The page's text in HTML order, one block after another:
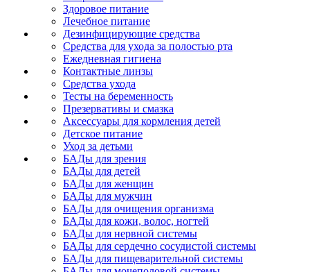
Здоровое питание
Лечебное питание
Дезинфицирующие средства
Средства для ухода за полостью рта
Ежедневная гигиена
Контактные линзы
Средства ухода
Тесты на беременность
Презервативы и смазка
Аксессуары для кормления детей
Детское питание
Уход за детьми
БАДы для зрения
БАДы для детей
БАДы для женщин
БАДы для мужчин
БАДы для очищения организма
БАДы для кожи, волос, ногтей
БАДы для нервной системы
БАДы для сердечно сосудистой системы
БАДы для пищеварительной системы